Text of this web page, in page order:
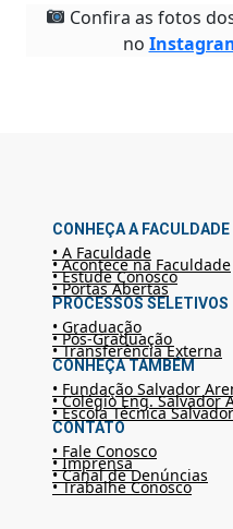
Confira as fotos
no
CONHEÇA A FACULDADE
• A Faculdade
• Acontece na Faculdade
• Estude Conosco
• Portas Abertas
PROCESSOS SELETIVOS
• Graduação
• Pós-Graduação
• Transferência Externa
CONHEÇA TAMBÉM
• Fundação Salvador
• Colégio Eng. Salvador
• Escola Técnica
CONTATO
• Fale Conosco
• Imprensa
• Canal de Denúncias
• Trabalhe Conosco